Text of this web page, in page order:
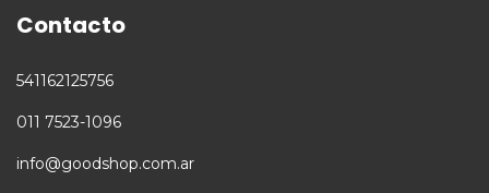
Contacto
541162125756
011 7523-1096
info@goodshop.com.ar